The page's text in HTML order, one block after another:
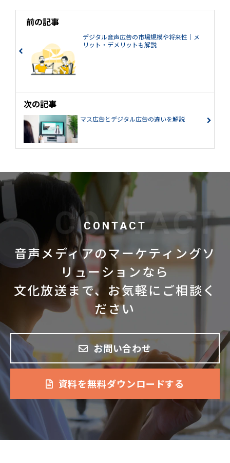
前の記事
デジタル音声広告の市場規模や将来性｜メ
リット・デメリットも解説
次の記事
マス広告とデジタル広告の違いを解説
CONTACT
音声メディアのマーケティングソ
リューションなら
文化放送まで、お気軽にご相談く
ださい
お問い合わせ
資料を無料ダウンロードする